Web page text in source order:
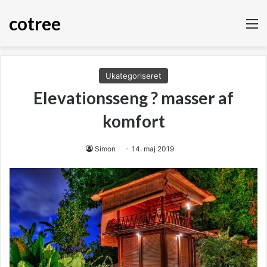
cotree
Ukategoriseret
Elevationsseng ? masser af
komfort
Simon 14. maj 2019